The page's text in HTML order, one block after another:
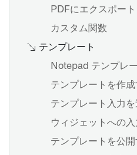
結果の確認
Board descriptions
Map board
はじめに
チャートの作成と設
分析をパラメーター
トランスフォームテ
使用したバッチデー
数式を使う
カードの索引
変換テーブル変換の
Plotly の使用方法
ビジュアライゼーシ
示する
非構造化ファイル
ス
PDFにエクスポート
カスタム関数
テンプレート
Notepad テンプレ
テンプレートを作成
テンプレート入力を
ウィジェットへの
テンプレートを公開